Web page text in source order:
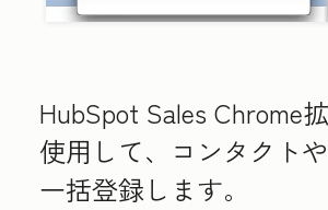
HubSpot Sales Chrome
使用して、コンタクト
一括登録します。